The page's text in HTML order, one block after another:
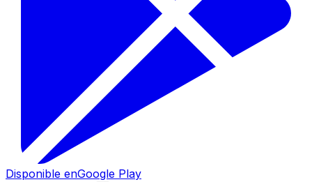
Disponible enGoogle Play